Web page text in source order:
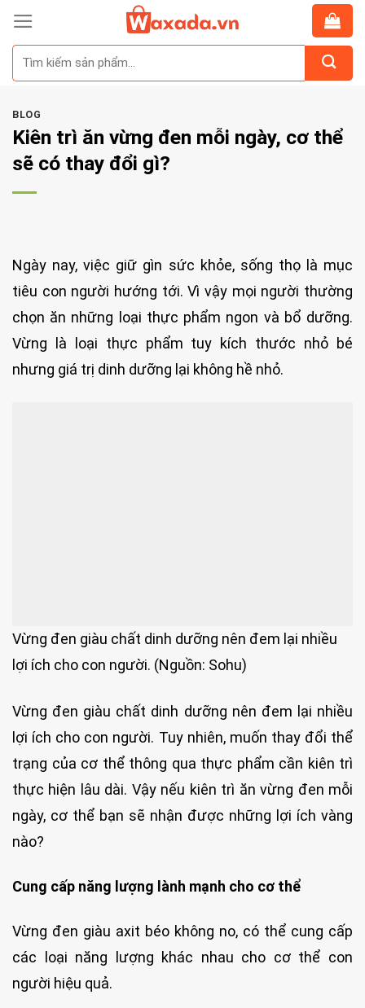
Skip
content
BLOG
Kiên trì ăn vừng đen mỗi ngày, cơ thể
sẽ có thay đổi gì?
Ngày nay, việc giữ gìn sức khỏe, sống thọ là mục
tiêu con người hướng tới. Vì vậy mọi người thường
chọn ăn những loại thực phẩm ngon và bổ dưỡng.
Vừng là loại thực phẩm tuy kích thước nhỏ bé
nhưng giá trị dinh dưỡng lại không hề nhỏ.
Vừng đen giàu chất dinh dưỡng nên đem lại nhiều
lợi ích cho con người. (Nguồn: Sohu)
Vừng đen giàu chất dinh dưỡng nên đem lại nhiều
lợi ích cho con người. Tuy nhiên, muốn thay đổi thể
trạng của cơ thể thông qua thực phẩm cần kiên trì
thực hiện lâu dài. Vậy nếu kiên trì ăn vừng đen mỗi
ngày, cơ thể bạn sẽ nhận được những lợi ích vàng
nào?
Cung cấp năng lượng lành mạnh cho cơ thể
Vừng đen giàu axit béo không no, có thể cung cấp
các loại năng lượng khác nhau cho cơ thể con
người hiệu quả.